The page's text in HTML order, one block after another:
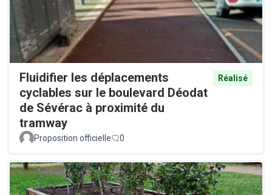
Fluidifier les déplacements
cyclables sur le boulevard Déodat
de Sévérac à proximité du
tramway
Réalisé
Proposition officielle 0